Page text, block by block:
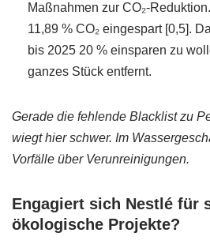
Maßnahmen zur CO₂-
11,89 % CO₂ eingespart [0,5].
bis 2025 20 % einsparen zu
ganzes Stück entfernt.
Gerade die fehlende Blacklist zu
wiegt hier schwer. Im
Vorfälle über Verunreinigungen.
Engagiert sich Nestlé für
ökologische Projekte?